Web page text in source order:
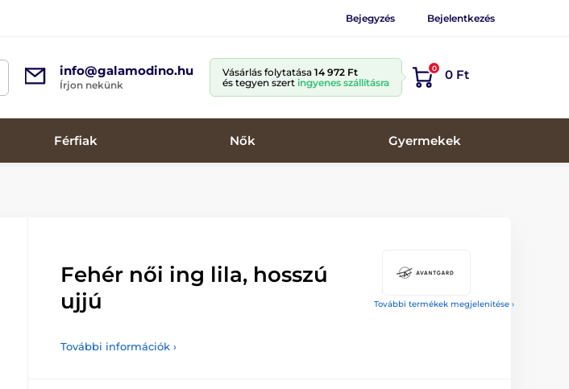
Bejegyzés Bejelentkezés
info@galamodino.hu
Írjon nekünk
Vásárlás folytatása 14 972 Ft
és tegyen szert ingyenes szállításra
0 0 Ft
Férfiak Nők Gyermekek
További termékek megjelenítése ›
Fehér női ing lila, hosszú
ujjú
További információk ›